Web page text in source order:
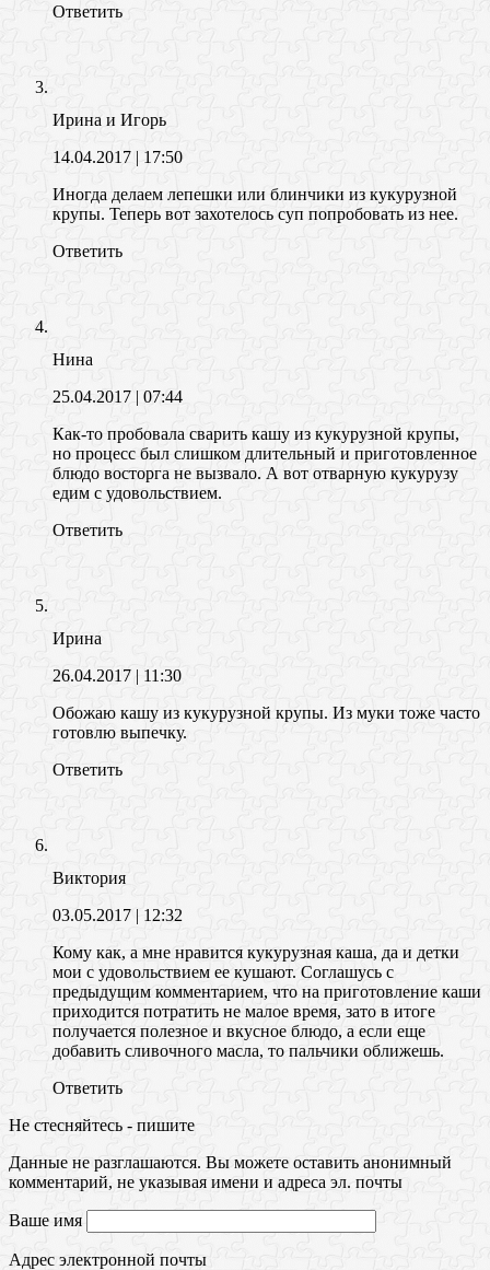
Ответить
Ирина и Игорь
14.04.2017 | 17:50
Иногда делаем лепешки или блинчики из кукурузной
крупы. Теперь вот захотелось суп попробовать из нее.
Ответить
Нина
25.04.2017 | 07:44
Как-то пробовала сварить кашу из кукурузной крупы,
но процесс был слишком длительный и приготовленное
блюдо восторга не вызвало. А вот отварную кукурузу
едим с удовольствием.
Ответить
Ирина
26.04.2017 | 11:30
Обожаю кашу из кукурузной крупы. Из муки тоже часто
готовлю выпечку.
Ответить
Виктория
03.05.2017 | 12:32
Кому как, а мне нравится кукурузная каша, да и детки
мои с удовольствием ее кушают. Соглашусь с
предыдущим комментарием, что на приготовление каши
приходится потратить не малое время, зато в итоге
получается полезное и вкусное блюдо, а если еще
добавить сливочного масла, то пальчики оближешь.
Ответить
Не стесняйтесь - пишите
Данные не разглашаются. Вы можете оставить анонимный
комментарий, не указывая имени и адреса эл. почты
Ваше имя
Адрес электронной почты